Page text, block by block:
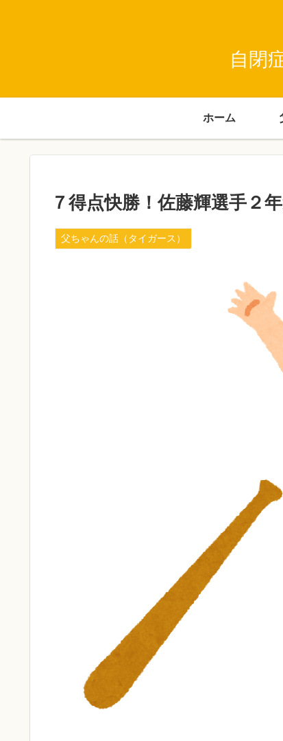
自閉
ホーム
７得点快勝！佐藤輝選手２
父ちゃんの話（タイガース）